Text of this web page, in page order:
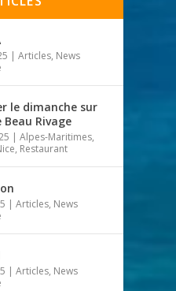
|Articles, News
le dimanche sur
Beau Rivage
|Alpes-Maritimes,
, Restaurant
|Articles, News
|Articles, News